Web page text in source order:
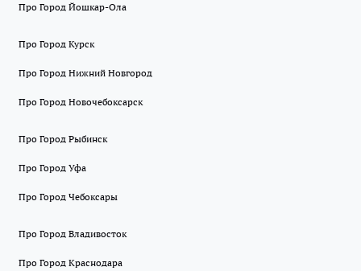
Про Город Йошкар-Ола
Про Город Курск
Про Город Нижний Новгород
Про Город Новочебоксарск
Про Город Рыбинск
Про Город Уфа
Про Город Чебоксары
Про Город Владивосток
Про Город Краснодара